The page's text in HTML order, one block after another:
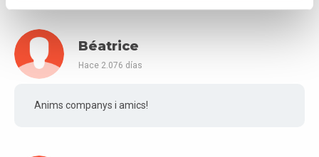
Béatrice
Hace 2.076 días
Anims companys i amics!